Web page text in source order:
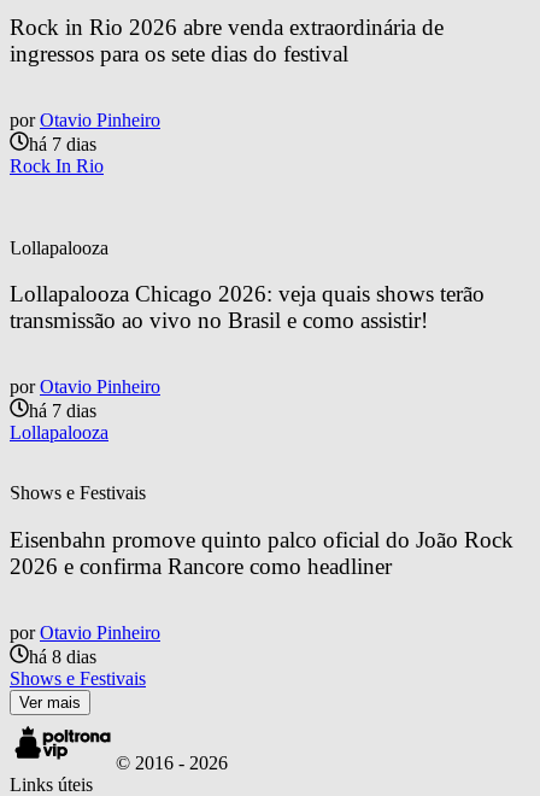
Rock in Rio 2026 abre venda extraordinária de
ingressos para os sete dias do festival
por Otavio Pinheiro
há 7 dias
Rock In Rio
Lollapalooza
Lollapalooza Chicago 2026: veja quais shows terão
transmissão ao vivo no Brasil e como assistir!
por Otavio Pinheiro
há 7 dias
Lollapalooza
Shows e Festivais
Eisenbahn promove quinto palco oficial do João Rock
2026 e confirma Rancore como headliner
por Otavio Pinheiro
há 8 dias
Shows e Festivais
Ver mais
© 2016 - 2026
Links úteis